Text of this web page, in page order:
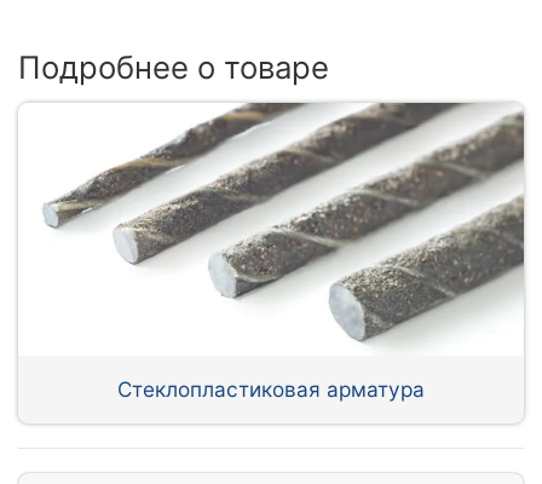
Подробнее о товаре
Стеклопластиковая арматура